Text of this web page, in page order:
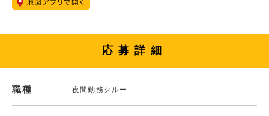
応募詳細
職種 夜間勤務クルー